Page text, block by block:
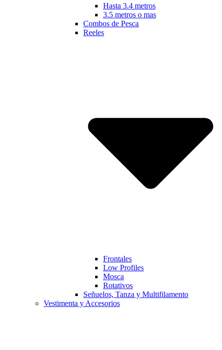
Hasta 3.4 metros
3.5 metros o mas
Combos de Pesca
Reeles
Frontales
Low Profiles
Mosca
Rotativos
Señuelos, Tanza y Multifilamento
Vestimenta y Accesorios